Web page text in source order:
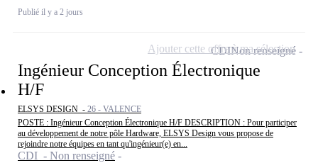
Publié il y a 2 jours
Ingénieur Conception Électronique
H/F
ELSYS DESIGN - 26 - VALENCE
POSTE : Ingénieur Conception Électronique H/F DESCRIPTION : Pour participer
au développement de notre pôle Hardware, ELSYS Design vous propose de
rejoindre notre équipes en tant qu'ingénieur(e) en...
CDI - Non renseigné
CDINon renseigné
Ajouter cette offre à ma sélection